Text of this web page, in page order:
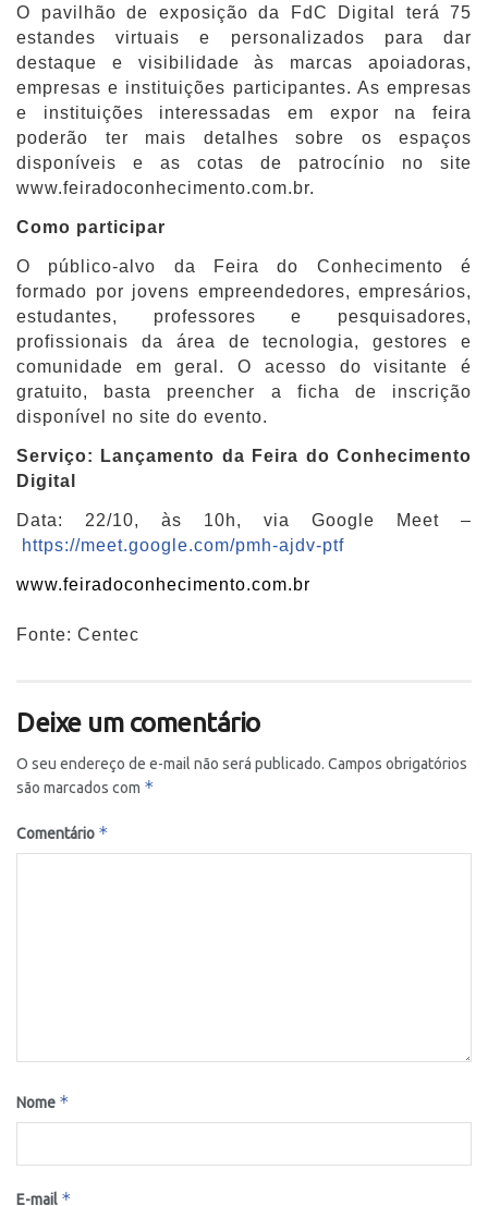
O pavilhão de exposição da FdC Digital terá 75
estandes virtuais e personalizados para dar
destaque e visibilidade às marcas apoiadoras,
empresas e instituições participantes. As empresas
e instituições interessadas em expor na feira
poderão ter mais detalhes sobre os espaços
disponíveis e as cotas de patrocínio no site
www.feiradoconhecimento.com.br.
Como participar
O público-alvo da Feira do Conhecimento é
formado por jovens empreendedores, empresários,
estudantes, professores e pesquisadores,
profissionais da área de tecnologia, gestores e
comunidade em geral. O acesso do visitante é
gratuito, basta preencher a ficha de inscrição
disponível no site do evento.
Serviço: Lançamento da Feira do Conhecimento
Digital
Data: 22/10, às 10h, via Google Meet –
https://meet.google.com/pmh-ajdv-ptf
www.feiradoconhecimento.com.br
Fonte: Centec
Deixe um comentário
O seu endereço de e-mail não será publicado. Campos obrigatórios
são marcados com *
Comentário *
Nome *
E-mail *